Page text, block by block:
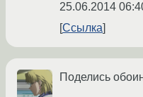
25.06.2014
Ссылка
Поделись